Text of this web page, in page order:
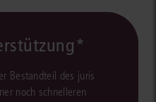
Bestandteil des juris
noch schnelleren